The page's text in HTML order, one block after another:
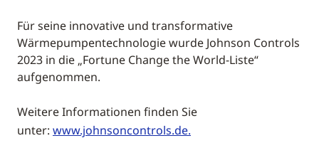
Für seine innovative und transformative
Wärmepumpentechnologie wurde Johnson Controls
2023 in die „Fortune Change the World-Liste“
aufgenommen.
Weitere Informationen finden Sie
unter: www.johnsoncontrols.de.